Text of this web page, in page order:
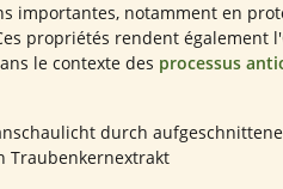
importantes, notamment en
propriétés rendent également
le contexte des processus